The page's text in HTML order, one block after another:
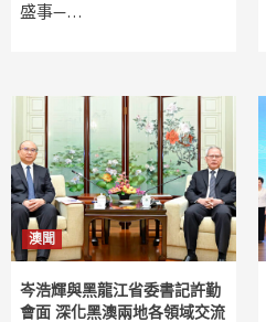
盛事—…
澳聞
岑浩輝與黑龍江省委書記許勤
會面 深化黑澳兩地各領域交流